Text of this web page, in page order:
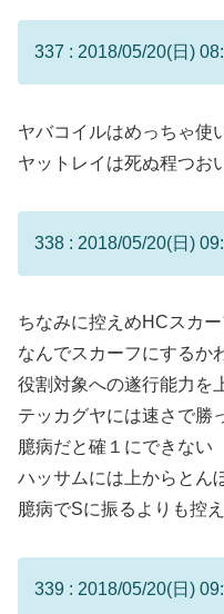
337 : 2018/05/20(日)
ヤバコイルはめっちゃ使
ヤットレイは死ぬ程つお
338 : 2018/05/20(日)
ちなみに控えめHCスカ
なんでスカーフにするか
役割対象への遂行能力を
テッカグヤには速さで勝
臆病だと確１にできない
ハッサムには上からとん
臆病でSに振るよりも控
339 : 2018/05/20(日)